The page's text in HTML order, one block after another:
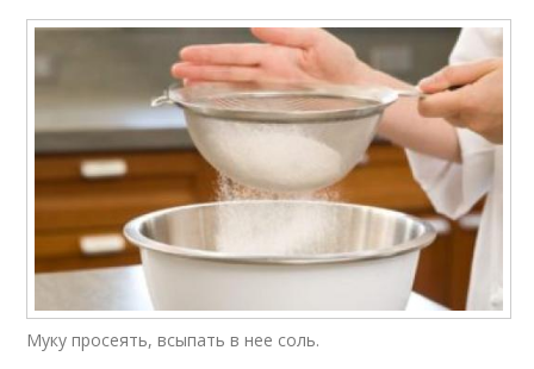
Муку просеять, всыпать в нее соль.